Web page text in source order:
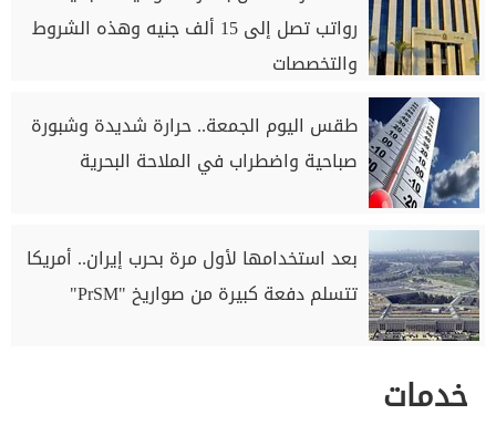
رواتب تصل إلى 15 ألف جنيه وهذه الشروط
والتخصصات
طقس اليوم الجمعة.. حرارة شديدة وشبورة
صباحية واضطراب في الملاحة البحرية
بعد استخدامها لأول مرة بحرب إيران.. أمريكا
تتسلم دفعة كبيرة من صواريخ "PrSM"
خدمات